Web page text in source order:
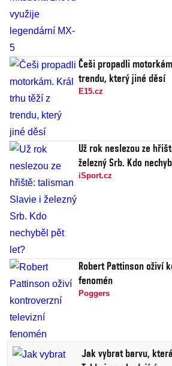
Češi propadli
trendu, který jiné děsí
E15.cz
Už rok neslezou ze
železný Srb. Kdo
iSport.cz
Robert Pattinson oživí
fenomén
Poggers
Jak vybrat barvu,